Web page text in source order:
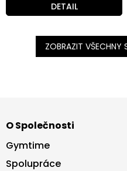
DETAIL
ZOBRAZIT VŠECHNY
p
a
O Společnosti
Gymtime
Spolupráce